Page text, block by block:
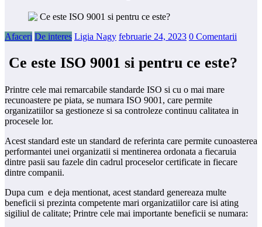
Afaceri De interes Ligia Nagy februarie 24, 2023 0 Comentarii
Ce este ISO 9001 si pentru ce este?
Printre cele mai remarcabile standarde ISO si cu o mai mare
recunoastere pe piata, se numara ISO 9001, care permite
organizatiilor sa gestioneze si sa controleze continuu calitatea in
procesele lor.
Acest standard este un standard de referinta care permite cunoasterea
performantei unei organizatii si mentinerea ordonata a fiecaruia
dintre pasii sau fazele din cadrul proceselor certificate in fiecare
dintre companii.
Dupa cum e deja mentionat, acest standard genereaza multe
beneficii si prezinta competente mari organizatiilor care isi ating
sigiliul de calitate; Printre cele mai importante beneficii se numara: